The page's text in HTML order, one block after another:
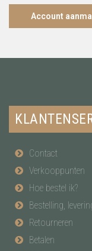
Account
Contact
Verkooppunten
Hoe bestel ik?
Bestelling,
Retourneren
Betalen